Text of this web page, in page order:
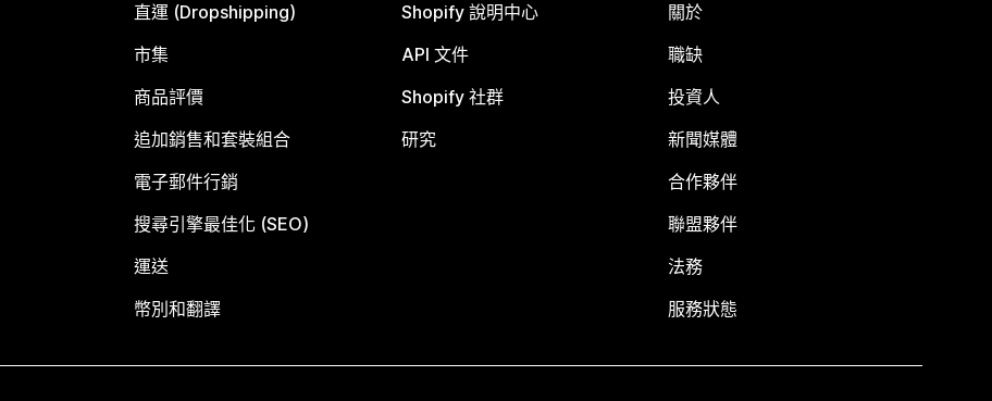
直運 (Dropshipping)
市集
商品評價
追加銷售和套裝組合
電子郵件行銷
搜尋引擎最佳化 (SEO)
運送
幣別和翻譯
Shopify 說明中心
API 文件
Shopify 社群
研究
關於
職缺
投資人
新聞媒體
合作夥伴
聯盟夥伴
法務
服務狀態